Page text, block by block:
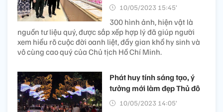
10/05/2023 15:45’
300 hình ảnh, hiện vật là
nguồn tư liệu quý, được sắp xếp hợp lý đã giúp người
xem hiểu rõ cuộc đời oanh liệt, đầy gian khổ hy sinh và
vô cùng cao quý của Chủ tịch Hồ Chí Minh.
Phát huy tính sáng tạo, ý
tưởng mới làm đẹp Thủ đô
10/05/2023 14:05’